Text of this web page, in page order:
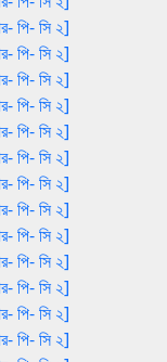
পি- সি ২]
পি- সি ২]
পি- সি ২]
পি- সি ২]
পি- সি ২]
পি- সি ২]
পি- সি ২]
পি- সি ২]
পি- সি ২]
পি- সি ২]
পি- সি ২]
পি- সি ২]
পি- সি ২]